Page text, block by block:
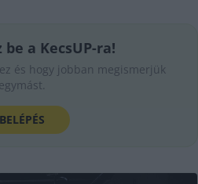
be a KecsUP-ra!
és hogy jobban megismerjük
egymást.
BELÉPÉS